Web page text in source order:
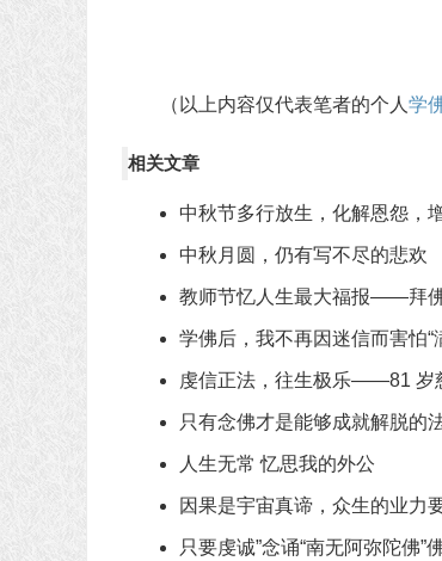
（以上内容仅代表笔者的个人 学
相关文章
中秋节多行放生，化解恩怨，
中秋月圆，仍有写不尽的悲欢
教师节忆人生最大福报——拜
学佛后，我不再因迷信而害怕“
虔信正法，往生极乐——81 岁
只有念佛才是能够成就解脱的
人生无常 忆思我的外公
因果是宇宙真谛，众生的业力
只要虔诚”念诵“南无阿弥陀佛